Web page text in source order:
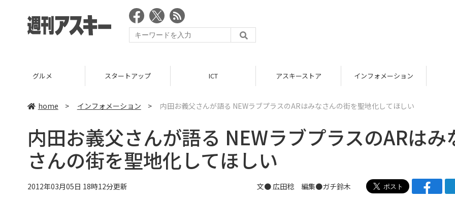
スタートアップ インフォメーション TOP
home > インフォメーション > 内田お義父さんが語る NEWラブプラスのARはみなさんの街を聖地化してほしい
内田お義父さんが語る NEWラブプラスのARはみ
さんの街を聖地化してほしい
2012年03月05日 18時12分更新 文● 広田稔 編集●ガチ鈴木